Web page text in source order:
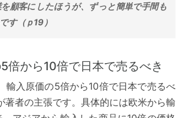
顧客にしたほうが、ずっと簡単で手間も
す（ｐ19）
倍から10倍で日本で売るべき
輸入原価の5倍から10倍で日本で売るべ
著者の主張です。具体的には欧米から輸